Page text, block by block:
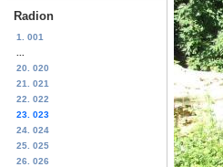
Radion
1. 001
20. 020
21. 021
22. 022
23. 023
24. 024
25. 025
26. 026